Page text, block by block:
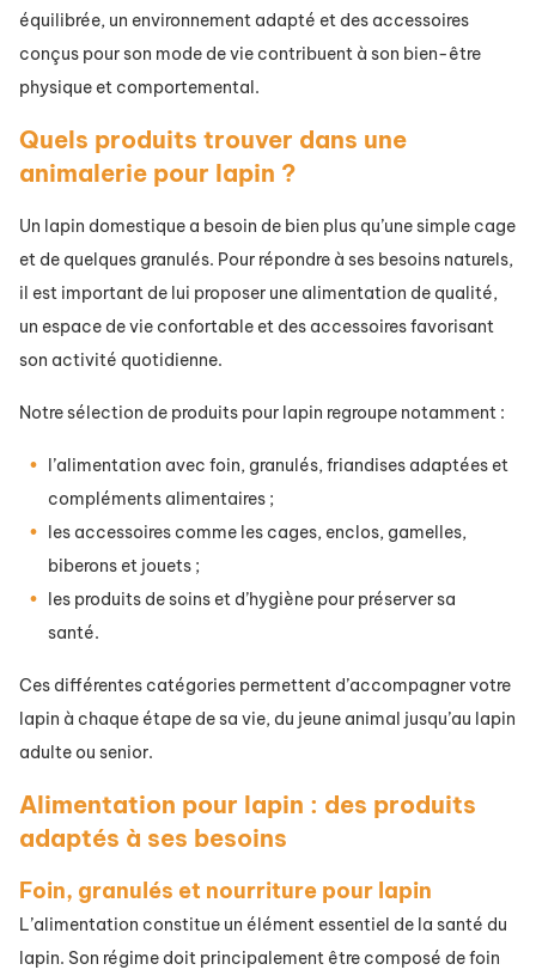
équilibrée, un environnement adapté et des accessoires
conçus pour son mode de vie contribuent à son bien-être
physique et comportemental.
Quels produits trouver dans une
animalerie pour lapin ?
Un lapin domestique a besoin de bien plus qu’une simple cage
et de quelques granulés. Pour répondre à ses besoins naturels,
il est important de lui proposer une alimentation de qualité,
un espace de vie confortable et des accessoires favorisant
son activité quotidienne.
Notre sélection de produits pour lapin regroupe notamment :
l’alimentation avec foin, granulés, friandises adaptées et
compléments alimentaires ;
les accessoires comme les cages, enclos, gamelles,
biberons et jouets ;
les produits de soins et d’hygiène pour préserver sa
santé.
Ces différentes catégories permettent d’accompagner votre
lapin à chaque étape de sa vie, du jeune animal jusqu’au lapin
adulte ou senior.
Alimentation pour lapin : des produits
adaptés à ses besoins
Foin, granulés et nourriture pour lapin
L’alimentation constitue un élément essentiel de la santé du
lapin. Son régime doit principalement être composé de foin